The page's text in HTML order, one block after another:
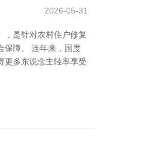
2026-05-31
，是针对农村住户修复
保障。 连年来，国度
更多东说念主轻率享受